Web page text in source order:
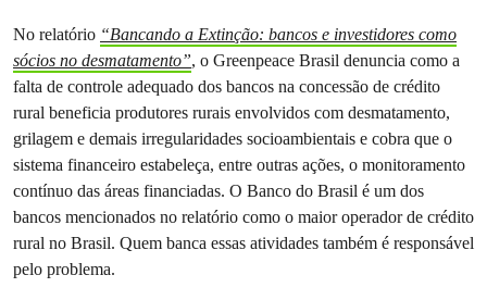
No relatório “Bancando a Extinção: bancos e investidores como
sócios no desmatamento”, o Greenpeace Brasil denuncia como a
falta de controle adequado dos bancos na concessão de crédito
rural beneficia produtores rurais envolvidos com desmatamento,
grilagem e demais irregularidades socioambientais e cobra que o
sistema financeiro estabeleça, entre outras ações, o monitoramento
contínuo das áreas financiadas. O Banco do Brasil é um dos
bancos mencionados no relatório como o maior operador de crédito
rural no Brasil. Quem banca essas atividades também é responsável
pelo problema.